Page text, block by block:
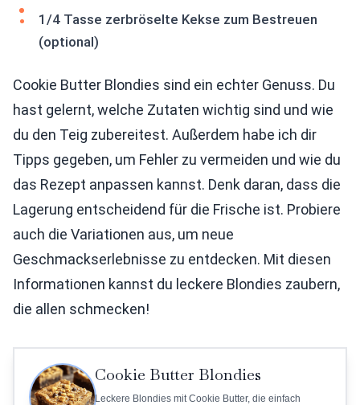
1/4 Tasse zerbröselte Kekse zum Bestreuen
(optional)
Cookie Butter Blondies sind ein echter Genuss. Du
hast gelernt, welche Zutaten wichtig sind und wie
du den Teig zubereitest. Außerdem habe ich dir
Tipps gegeben, um Fehler zu vermeiden und wie du
das Rezept anpassen kannst. Denk daran, dass die
Lagerung entscheidend für die Frische ist. Probiere
auch die Variationen aus, um neue
Geschmackserlebnisse zu entdecken. Mit diesen
Informationen kannst du leckere Blondies zaubern,
die allen schmecken!
Cookie Butter Blondies
Leckere Blondies mit Cookie Butter, die einfach